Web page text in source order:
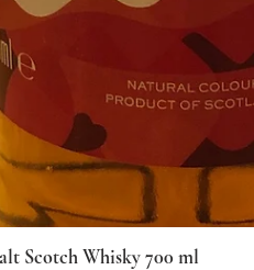
Vista rapida
Scotch Whisky 700 ml